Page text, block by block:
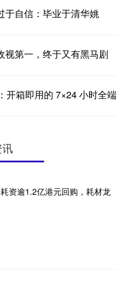
于自信：毕业于清华姚
视第一，终于又有黑马剧
开箱即用的 7×24 小时全端
资逾1.2亿港元回购，耗材龙